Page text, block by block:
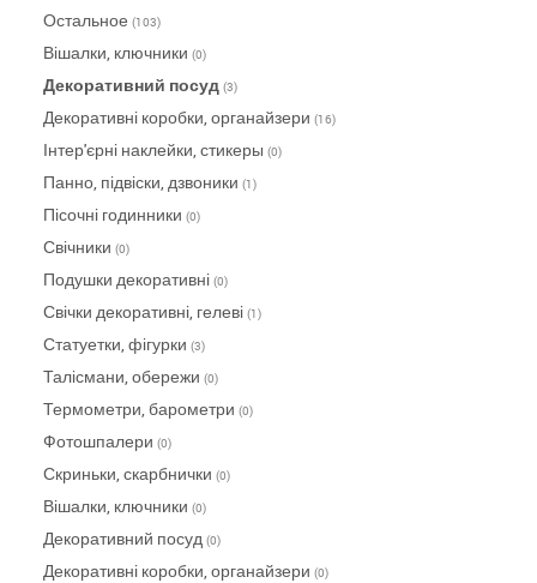
Остальное (103)
Вішалки, ключники (0)
Декоративний посуд (3)
Декоративні коробки, органайзери (16)
Інтер'єрні наклейки, стикеры (0)
Панно, підвіски, дзвоники (1)
Пісочні годинники (0)
Свічники (0)
Подушки декоративні (0)
Свічки декоративні, гелеві (1)
Статуетки, фігурки (3)
Талісмани, обережи (0)
Термометри, барометри (0)
Фотошпалери (0)
Скриньки, скарбнички (0)
Вішалки, ключники (0)
Декоративний посуд (0)
Декоративні коробки, органайзери (0)